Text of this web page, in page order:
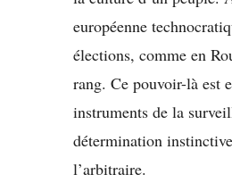
européenne
élections, comme en
rang. Ce pouvoir-là est
instruments de la
détermination
l’arbitraire.